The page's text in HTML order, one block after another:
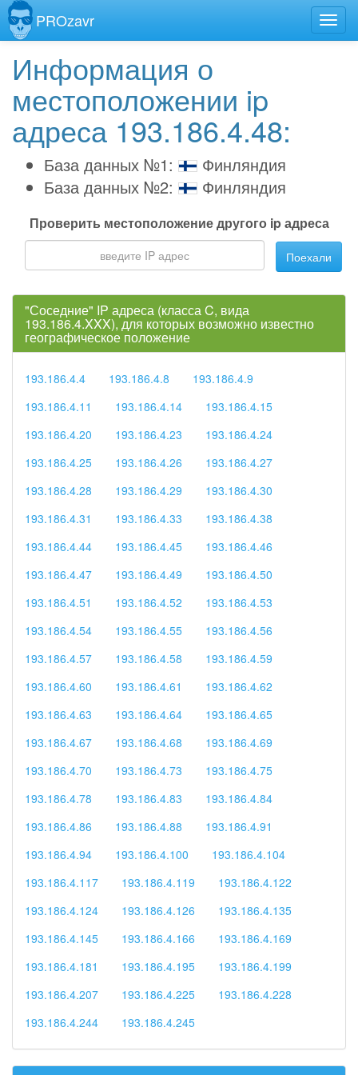
PROzavr
Информация о
местоположении ip
адреса 193.186.4.48:
База данных №1:
Финляндия
База данных №2:
Финляндия
Проверить местоположение другого ip адреса
Поехали
"Соседние" IP адреса (класса C, вида
193.186.4.XXX), для которых возможно известно
географическое положение
193.186.4.4 193.186.4.8
193.186.4.9
193.186.4.11
193.186.4.14
193.186.4.15
193.186.4.20
193.186.4.23
193.186.4.24
193.186.4.25
193.186.4.26
193.186.4.27
193.186.4.28
193.186.4.29
193.186.4.30
193.186.4.31
193.186.4.33
193.186.4.38
193.186.4.44
193.186.4.45
193.186.4.46
193.186.4.47
193.186.4.49
193.186.4.50
193.186.4.51
193.186.4.52
193.186.4.53
193.186.4.54
193.186.4.55
193.186.4.56
193.186.4.57
193.186.4.58
193.186.4.59
193.186.4.60
193.186.4.61
193.186.4.62
193.186.4.63
193.186.4.64
193.186.4.65
193.186.4.67
193.186.4.68
193.186.4.69
193.186.4.70
193.186.4.73
193.186.4.75
193.186.4.78
193.186.4.83
193.186.4.84
193.186.4.86
193.186.4.88
193.186.4.91
193.186.4.94
193.186.4.100
193.186.4.104
193.186.4.117
193.186.4.119
193.186.4.122
193.186.4.124
193.186.4.126
193.186.4.135
193.186.4.145
193.186.4.166
193.186.4.169
193.186.4.181
193.186.4.195
193.186.4.199
193.186.4.207
193.186.4.225
193.186.4.228
193.186.4.244
193.186.4.245